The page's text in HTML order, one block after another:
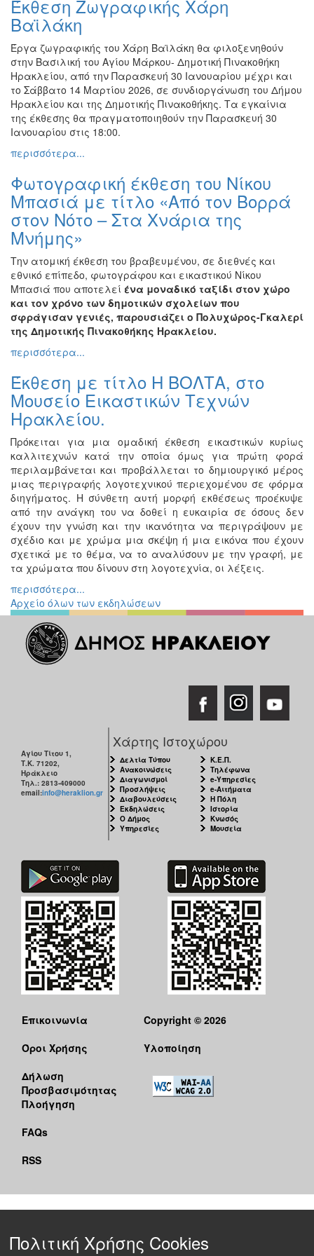
Φωτογραφία
Τραγούδι
Μουσική
Κινηματογράφος
Χορός
Θέατρο
Ειδών
Συνέδρια
Ημερίδες
-
Διημερίδες
Σεμινάρια-
Διαλέξεις-
Ομιλίες
Διάφορες
Εκθέσεις
Εκδηλώσεις
για
Παιδιά
Άλλες
Εκδηλώσεις
ΤΟΠΟΣ
ΜΑΣ
ΔΗΜΟΣ
ΠΟΛΙΤΙΣΜΟΣ
ΑΝΘΕΚΤΙΚΗ
ΠΟΛΗ
Έκθεση Ζωγραφικής Χάρη
Βαϊλάκη
Έργα ζωγραφικής του Χάρη Βαϊλάκη θα φιλοξενηθούν
στην Βασιλική του Αγίου Μάρκου- Δημοτική Πινακοθήκη
Ηρακλείου, από την Παρασκευή 30 Ιανουαρίου μέχρι και
το Σάββατο 14 Μαρτίου 2026, σε συνδιοργάνωση του Δήμου
Ηρακλείου και της Δημοτικής Πινακοθήκης. Τα εγκαίνια
της έκθεσης θα πραγματοποιηθούν την Παρασκευή 30
Ιανουαρίου στις 18:00.
περισσότερα...
Φωτογραφική έκθεση του Νίκου
Μπασιά με τίτλο «Από τον Βορρά
στον Νότο – Στα Χνάρια της
Μνήμης»
Την ατομική έκθεση του βραβευμένου, σε διεθνές και
εθνικό επίπεδο, φωτογράφου και εικαστικού Νίκου
Μπασιά που αποτελεί ένα μοναδικό ταξίδι στον χώρο
και τον χρόνο των δημοτικών σχολείων που
σφράγισαν γενιές, παρουσιάζει ο Πολυχώρος-Γκαλερί
της Δημοτικής Πινακοθήκης Ηρακλείου.
περισσότερα...
Έκθεση με τίτλο Η ΒΟΛΤΑ, στο
Μουσείο Εικαστικών Τεχνών
Ηρακλείου.
Πρόκειται για μια ομαδική έκθεση εικαστικών κυρίως
καλλιτεχνών κατά την οποία όμως για πρώτη φορά
περιλαμβάνεται και προβάλλεται το δημιουργικό μέρος
μιας περιγραφής λογοτεχνικού περιεχομένου σε φόρμα
διηγήματος. Η σύνθετη αυτή μορφή εκθέσεως προέκυψε
από την ανάγκη του να δοθεί η ευκαιρία σε όσους δεν
έχουν την γνώση και την ικανότητα να περιγράψουν με
σχέδιο και με χρώμα μια σκέψη ή μια εικόνα που έχουν
σχετικά με το θέμα, να το αναλύσουν με την γραφή, με
τα χρώματα που δίνουν στη λογοτεχνία, οι λέξεις.
περισσότερα...
Αρχείο όλων των εκδηλώσεων
Αγίου Τίτου 1,
Τ.Κ. 71202,
Ηράκλειο
Τηλ.: 2813-409000
email:info@heraklion.gr
Χάρτης Ιστοχώρου
Δελτία Τύπου
Ανακοινώσεις
Διαγωνισμοί
Προσλήψεις
Διαβουλεύσεις
Εκδηλώσεις
Ο Δήμος
Υπηρεσίες
Κ.Ε.Π.
Τηλέφωνα
e-Υπηρεσίες
e-Αιτήματα
Η Πόλη
Ιστορία
Κνωσός
Μουσεία
Επικοινωνία
Όροι Χρήσης
Δήλωση
Προσβασιμότητας
Πλοήγηση
FAQs
RSS
Copyright © 2026
Υλοποίηση
Πολιτική Χρήσης Cookies